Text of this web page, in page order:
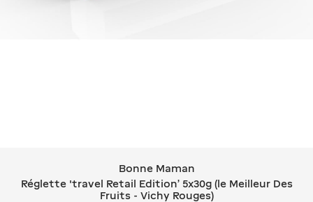
Bonne Maman Réglette 'travel
Bonne Maman
Réglette 'travel Retail Edition' 5x30g (le Meilleur Des
Fruits - Vichy Rouges)